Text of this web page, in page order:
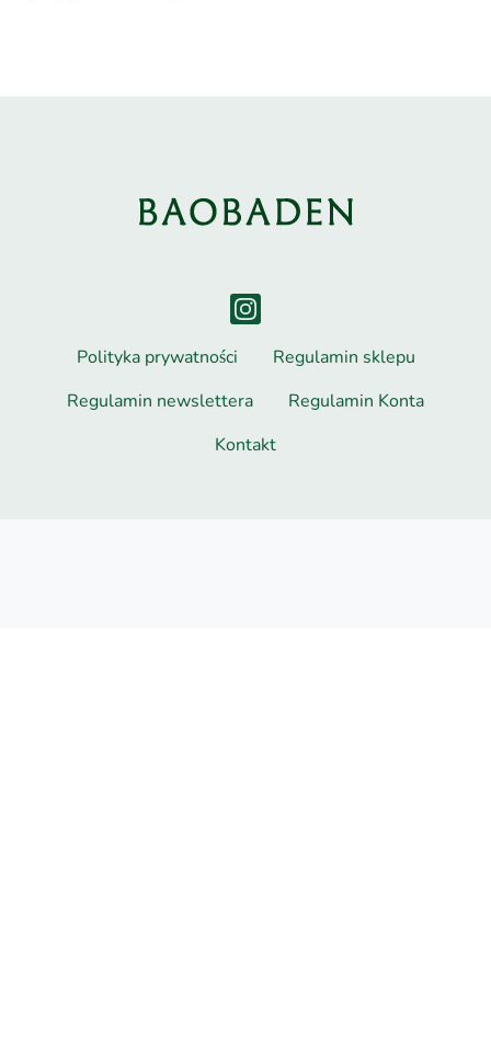
Polityka prywatności
Regulamin sklepu
Regulamin newslettera
Regulamin Konta
Kontakt